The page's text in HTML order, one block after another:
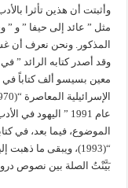
وأثبتت أن هذين تأثرا
مثل ” عائد إلى حيفا ” و
المذكور. ونحن نعرف أن
معين بسيسو ألف كتاباً في
الموضوع، فيما بعد، في
“(1993)، ويبقى ما
بَيَّنْتُ الصلة بين نصوص